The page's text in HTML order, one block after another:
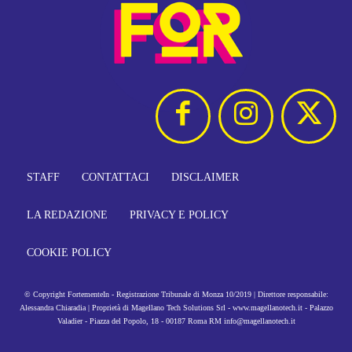
STAFF CONTATTACI DISCLAIMER
LA REDAZIONE PRIVACY E POLICY
COOKIE POLICY
© Copyright FortementeIn - Registrazione Tribunale di Monza 10/2019 | Direttore responsabile:
Alessandra Chiaradia | Proprietà di Magellano Tech Solutions Srl - www.magellanotech.it - Palazzo
Valadier - Piazza del Popolo, 18 - 00187 Roma RM info@magellanotech.it